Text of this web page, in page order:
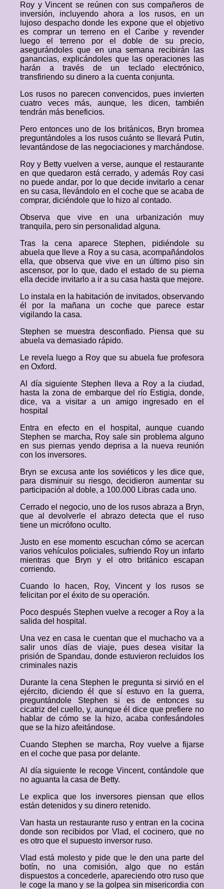
Roy y Vincent se reúnen con sus compañeros de
inversión, incluyendo ahora a los rusos, en un
lujoso despacho donde les expone que el objetivo
es comprar un terreno en el Caribe y revender
luego el terreno por el doble de su precio,
asegurándoles que en una semana recibirán las
ganancias, explicándoles que las operaciones las
harán a través de un teclado electrónico,
transfiriendo su dinero a la cuenta conjunta.
Los rusos no parecen convencidos, pues invierten
cuatro veces más, aunque, les dicen, también
tendrán más beneficios.
Pero entonces uno de los británicos, Bryn bromea
preguntándoles a los rusos cuánto se llevará Putin,
levantándose de las negociaciones y marchándose.
Roy y Betty vuelven a verse, aunque el restaurante
en que quedaron está cerrado, y además Roy casi
no puede andar, por lo que decide invitarlo a cenar
en su casa, llevándolo en el coche que se acaba de
comprar, diciéndole que lo hizo al contado.
Observa que vive en una urbanización muy
tranquila, pero sin personalidad alguna.
Tras la cena aparece Stephen, pidiéndole su
abuela que lleve a Roy a su casa, acompañándolos
ella, que observa que vive en un último piso sin
ascensor, por lo que, dado el estado de su pierna
ella decide invitarlo a ir a su casa hasta que mejore.
Lo instala en la habitación de invitados, observando
él por la mañana un coche que parece estar
vigilando la casa.
Stephen se muestra desconfiado. Piensa que su
abuela va demasiado rápido.
Le revela luego a Roy que su abuela fue profesora
en Oxford.
Al día siguiente Stephen lleva a Roy a la ciudad,
hasta la zona de embarque del río Estigia, donde,
dice, va a visitar a un amigo ingresado en el
hospital
Entra en efecto en el hospital, aunque cuando
Stephen se marcha, Roy sale sin problema alguno
en sus piernas yendo deprisa a la nueva reunión
con los inversores.
Bryn se excusa ante los soviéticos y les dice que,
para disminuir su riesgo, decidieron aumentar su
participación al doble, a 100.000 Libras cada uno.
Cerrado el negocio, uno de los rusos abraza a Bryn,
que al devolverle el abrazo detecta que el ruso
tiene un micrófono oculto.
Justo en ese momento escuchan cómo se acercan
varios vehículos policiales, sufriendo Roy un infarto
mientras que Bryn y el otro británico escapan
corriendo.
Cuando lo hacen, Roy, Vincent y los rusos se
felicitan por el éxito de su operación.
Poco después Stephen vuelve a recoger a Roy a la
salida del hospital.
Una vez en casa le cuentan que el muchacho va a
salir unos días de viaje, pues desea visitar la
prisión de Spandau, donde estuvieron recluidos los
criminales nazis
Durante la cena Stephen le pregunta si sirvió en el
ejército, diciendo él que sí estuvo en la guerra,
preguntándole Stephen si es de entonces su
cicatriz del cuello, y, aunque él dice que prefiere no
hablar de cómo se la hizo, acaba confesándoles
que se la hizo afeitándose.
Cuando Stephen se marcha, Roy vuelve a fijarse
en el coche que pasa por delante.
Al día siguiente le recoge Vincent, contándole que
no aguanta la casa de Betty.
Le explica que los inversores piensan que ellos
están detenidos y su dinero retenido.
Van hasta un restaurante ruso y entran en la cocina
donde son recibidos por Vlad, el cocinero, que no
es otro que el supuesto inversor ruso.
Vlad está molesto y pide que le den una parte del
botín, no una comisión, algo que no están
dispuestos a concederle, apareciendo otro ruso que
le coge la mano y se la golpea sin misericordia con